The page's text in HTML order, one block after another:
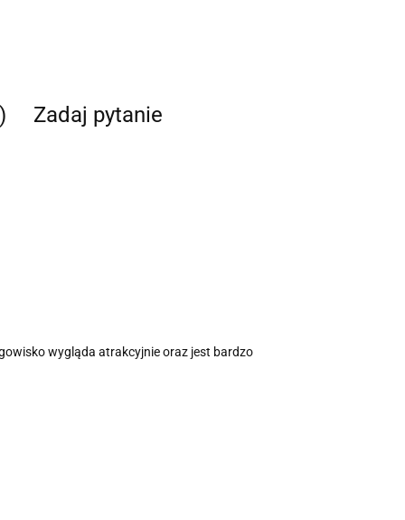
Zadaj pytanie
wygląda atrakcyjnie oraz jest bardzo